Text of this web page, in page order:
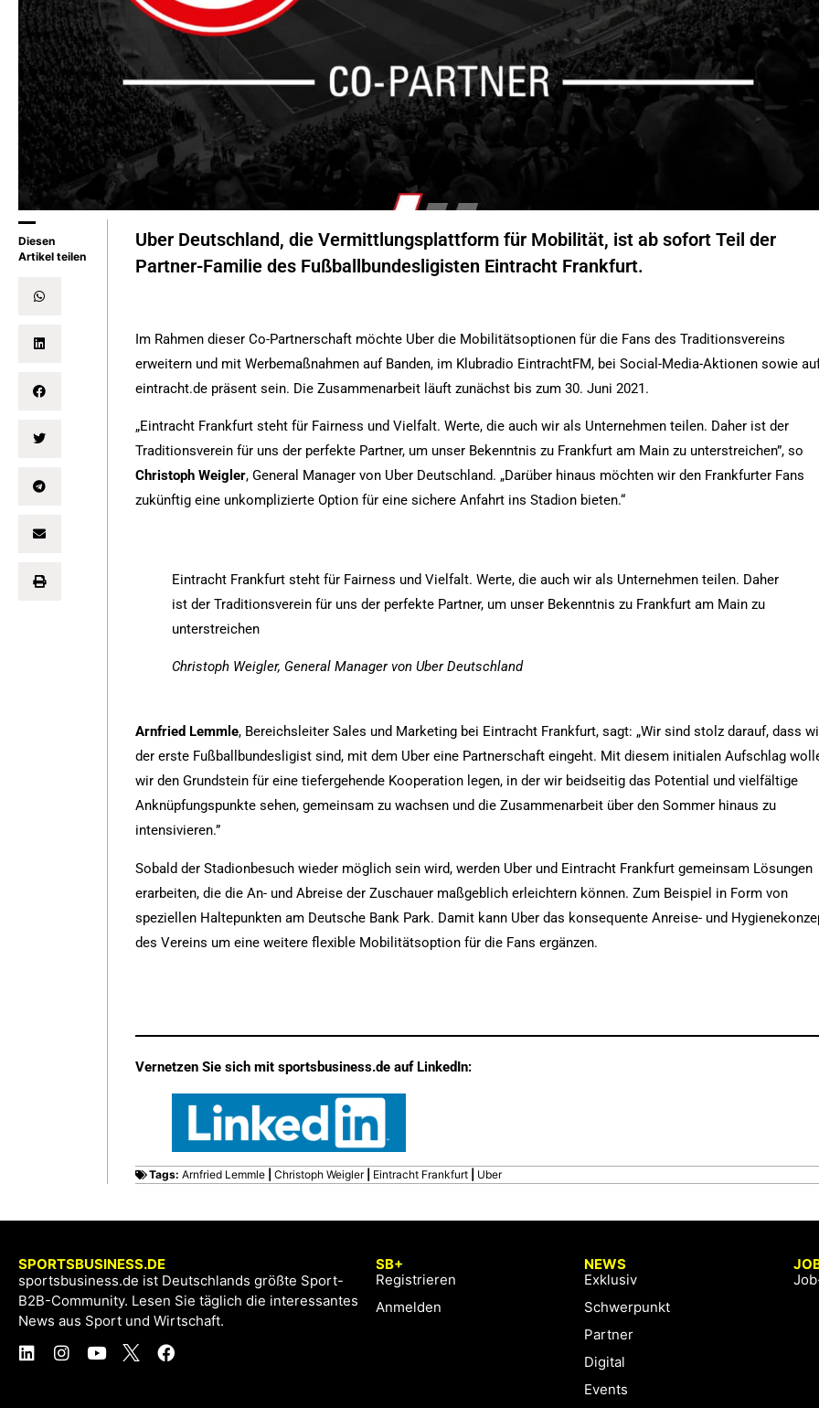
Diesen
Artikel teilen
Uber Deutschland, die Vermittlungsplattform für Mobilität, ist ab sofort Teil der
Partner-Familie des Fußballbundesligisten Eintracht Frankfurt.
Im Rahmen dieser Co-Partnerschaft möchte Uber die Mobilitätsoptionen für die Fans des Traditionsvereins
erweitern und mit Werbemaßnahmen auf Banden, im Klubradio EintrachtFM, bei Social-Media-Aktionen sowie
eintracht.de präsent sein. Die Zusammenarbeit läuft zunächst bis zum 30. Juni 2021.
„Eintracht Frankfurt steht für Fairness und Vielfalt. Werte, die auch wir als Unternehmen teilen. Daher ist der
Traditionsverein für uns der perfekte Partner, um unser Bekenntnis zu Frankfurt am Main zu unterstreichen”, so
Christoph Weigler, General Manager von Uber Deutschland. „Darüber hinaus möchten wir den Frankfurter Fans
zukünftig eine unkomplizierte Option für eine sichere Anfahrt ins Stadion bieten.“
Eintracht Frankfurt steht für Fairness und Vielfalt. Werte, die auch wir als Unternehmen teilen. Daher
ist der Traditionsverein für uns der perfekte Partner, um unser Bekenntnis zu Frankfurt am Main zu
unterstreichen
Christoph Weigler, General Manager von Uber Deutschland
Arnfried Lemmle, Bereichsleiter Sales und Marketing bei Eintracht Frankfurt, sagt: „Wir sind stolz darauf, dass
der erste Fußballbundesligist sind, mit dem Uber eine Partnerschaft eingeht. Mit diesem initialen Aufschlag
wir den Grundstein für eine tiefergehende Kooperation legen, in der wir beidseitig das Potential und vielfältige
Anknüpfungspunkte sehen, gemeinsam zu wachsen und die Zusammenarbeit über den Sommer hinaus zu
intensivieren.”
Sobald der Stadionbesuch wieder möglich sein wird, werden Uber und Eintracht Frankfurt gemeinsam Lösungen
erarbeiten, die die An- und Abreise der Zuschauer maßgeblich erleichtern können. Zum Beispiel in Form von
speziellen Haltepunkten am Deutsche Bank Park. Damit kann Uber das konsequente Anreise- und
des Vereins um eine weitere flexible Mobilitätsoption für die Fans ergänzen.
Vernetzen Sie sich mit sportsbusiness.de auf LinkedIn:
Tags:Arnfried Lemmle |Christoph Weigler| Eintracht Frankfurt Uber
SPORTSBUSINESS.DE
sportsbusiness.de ist Deutschlands größte Sport-
B2B-Community. Lesen Sie täglich die interessantes
News aus Sport und Wirtschaft.
SB+
Registrieren
Anmelden
NEWS
Exklusiv
Schwerpunkt
Partner
Digital
Events